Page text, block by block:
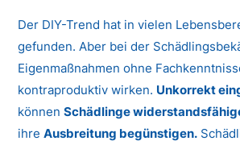
Der DIY-Trend hat in vielen
gefunden. Aber bei der
Eigenmaßnahmen ohne
kontraproduktiv wirken. Unkorrekt
könnenSchädlinge
ihreAusbreitung begünstigen.